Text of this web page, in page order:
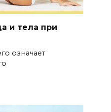
и тела при
означает